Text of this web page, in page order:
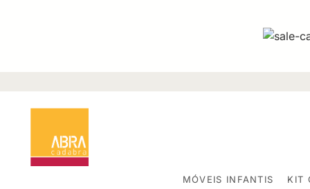
MÓVEIS INFANTIS KIT